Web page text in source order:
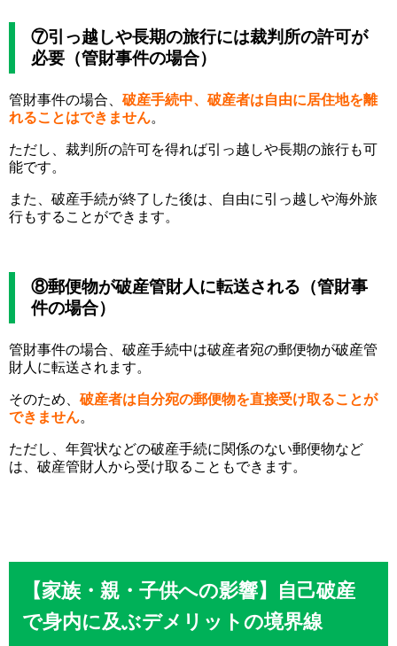
⑦引っ越しや長期の旅行には裁判所の許可が
必要（管財事件の場合）
管財事件の場合、 破産手続中、破産者は自由に居住地を離
れることはできません。
ただし、裁判所の許可を得れば引っ越しや長期の旅行も可
能です。
また、破産手続が終了した後は、自由に引っ越しや海外旅
行もすることができます。
⑧郵便物が破産管財人に転送される（管財事
件の場合）
管財事件の場合、破産手続中は破産者宛の郵便物が破産管
財人に転送されます。
そのため、 破産者は自分宛の郵便物を直接受け取ることが
できません。
ただし、年賀状などの破産手続に関係のない郵便物など
は、破産管財人から受け取ることもできます。
【家族・親・子供への影響】自己破産
で身内に及ぶデメリットの境界線